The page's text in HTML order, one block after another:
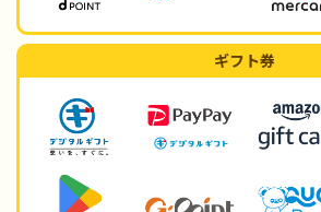
ギフト券